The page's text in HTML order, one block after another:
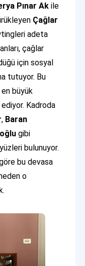
Pınar Ak ile
Çağlar
adeta
çağlar
için sosyal
tutuyor. Bu
büyük
Kadroda
, Baran
gibi
bulunuyor.
bu devasa
o